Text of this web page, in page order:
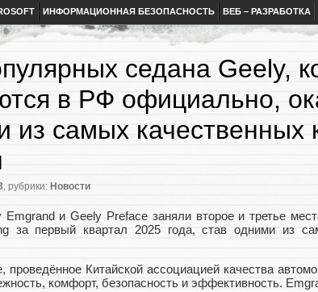
ИНФОРМАЦИОННАЯ БЕЗОПАСНОСТЬ ВЕБ – РАЗРАБОТКА
седана Geely,
в РФ официально,
из самых качественных
, рубрики: Новости
и Geely Preface заняли второе и третье
за первый квартал 2025 года, став одними из
проведённое Китайской ассоциацией качества
комфорт, безопасность и эффективность.